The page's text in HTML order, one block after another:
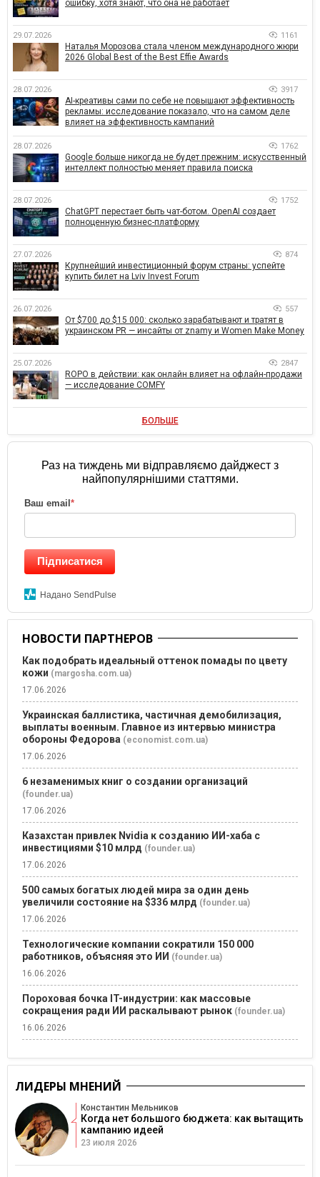
ошибку, хотя знают, что она не работает
29.07.2026 1161
Наталья Морозова стала членом международного жюри
2026 Global Best of the Best Effie Awards
28.07.2026 3917
AI-креативы сами по себе не повышают эффективность
рекламы: исследование показало, что на самом деле
влияет на эффективность кампаний
28.07.2026 1762
Google больше никогда не будет прежним: искусственный
интеллект полностью меняет правила поиска
28.07.2026 1752
ChatGPT перестает быть чат-ботом. OpenAI создает
полноценную бизнес-платформу
27.07.2026 874
Крупнейший инвестиционный форум страны: успейте
купить билет на Lviv Invest Forum
26.07.2026 557
От $700 до $15 000: сколько зарабатывают и тратят в
украинском PR — инсайты от znamy и Women Make Money
25.07.2026 2847
ROPO в действии: как онлайн влияет на офлайн-продажи
— исследование COMFY
БОЛЬШЕ
Раз на тиждень ми відправляємо дайджест з
найпопулярнішими статтями.
Ваш email*
Підписатися
Надано SendPulse
НОВОСТИ ПАРТНЕРОВ
Как подобрать идеальный оттенок помады по цвету
кожи (margosha.com.ua)
17.06.2026
Украинская баллистика, частичная демобилизация,
выплаты военным. Главное из интервью министра
обороны Федорова (economist.com.ua)
17.06.2026
6 незаменимых книг о создании организаций
(founder.ua)
17.06.2026
Казахстан привлек Nvidia к созданию ИИ-хаба с
инвестициями $10 млрд (founder.ua)
17.06.2026
500 самых богатых людей мира за один день
увеличили состояние на $336 млрд (founder.ua)
17.06.2026
Технологические компании сократили 150 000
работников, объясняя это ИИ (founder.ua)
16.06.2026
Пороховая бочка IT-индустрии: как массовые
сокращения ради ИИ раскалывают рынок (founder.ua)
16.06.2026
ЛИДЕРЫ МНЕНИЙ
Константин Мельников
Когда нет большого бюджета: как вытащить
кампанию идеей
23 июля 2026